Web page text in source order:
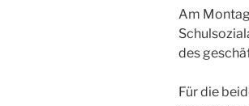
Am
des
Für die